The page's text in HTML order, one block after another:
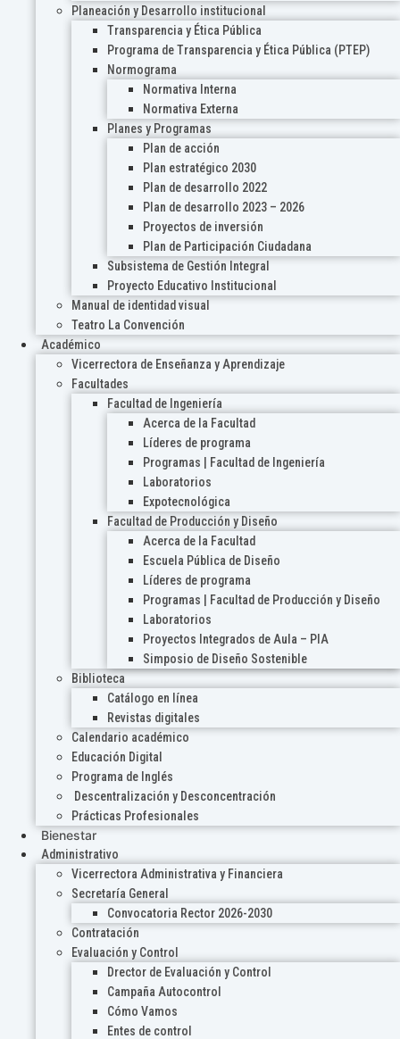
Planeación y Desarrollo institucional
Transparencia y Ética Pública
Programa de Transparencia y Ética Pública (PTEP)
Normograma
Normativa Interna
Normativa Externa
Planes y Programas
Plan de acción
Plan estratégico 2030
Plan de desarrollo 2022
Plan de desarrollo 2023 – 2026
Proyectos de inversión
Plan de Participación Ciudadana
Subsistema de Gestión Integral
Proyecto Educativo Institucional
Manual de identidad visual
Teatro La Convención
Académico
Vicerrectora de Enseñanza y Aprendizaje
Facultades
Facultad de Ingeniería
Acerca de la Facultad
Líderes de programa
Programas | Facultad de Ingeniería
Laboratorios
Expotecnológica
Facultad de Producción y Diseño
Acerca de la Facultad
Escuela Pública de Diseño
Líderes de programa
Programas | Facultad de Producción y Diseño
Laboratorios
Proyectos Integrados de Aula – PIA
Simposio de Diseño Sostenible
Biblioteca
Catálogo en línea
Revistas digitales
Calendario académico
Educación Digital
Programa de Inglés
Descentralización y Desconcentración
Prácticas Profesionales
Bienestar
Administrativo
Vicerrectora Administrativa y Financiera
Secretaría General
Convocatoria Rector 2026-2030
Contratación
Evaluación y Control
Drector de Evaluación y Control
Campaña Autocontrol
Cómo Vamos
Entes de control